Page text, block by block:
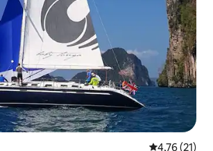
4,76 de uma
4,76 (21)